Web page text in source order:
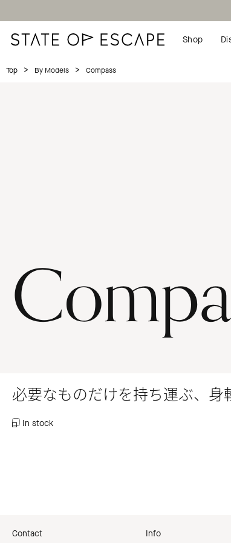
Shop
Top > By Models > Compass
必要なものだけを持ち運ぶ、身
In stock
Contact Info